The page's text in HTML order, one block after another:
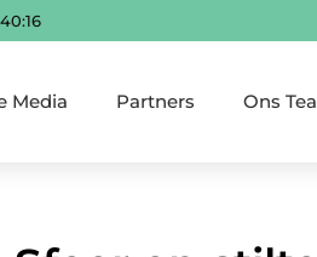
Media Partners Ons